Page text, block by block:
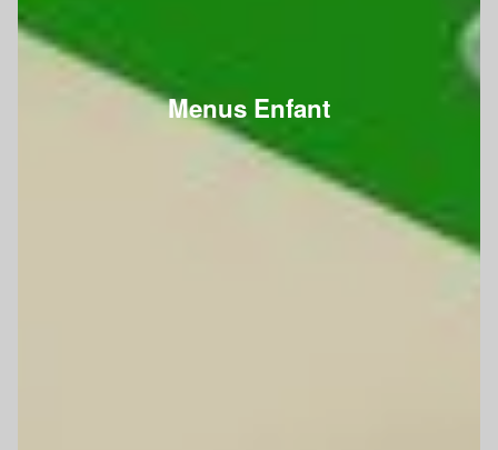
Menus Enfant